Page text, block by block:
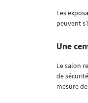
Les
peuvent
Une
Le salon
de
mesure